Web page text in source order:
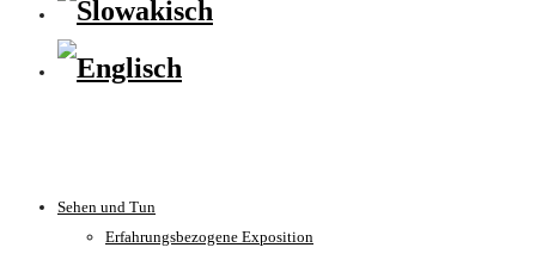
Sehen und Tun
Erfahrungsbezogene Exposition